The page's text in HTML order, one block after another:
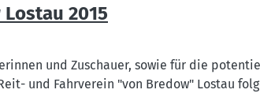
2015
und Zuschauer, sowie für die
und Fahrverein "von Bredow" Lostau